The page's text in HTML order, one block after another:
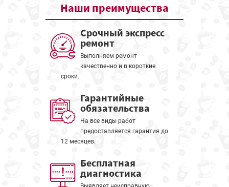
Наши преимущества
Срочный экспресс
ремонт
Выполняем ремонт
качественно и в короткие
сроки.
Гарантийные
обязательства
На все виды работ
предоставляется гарантия до
12 месяцев.
Бесплатная
диагностика